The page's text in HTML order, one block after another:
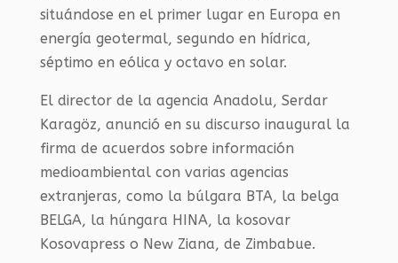
situándose en el primer lugar en Europa en
energía geotermal, segundo en hídrica,
séptimo en eólica y octavo en solar.
El director de la agencia Anadolu, Serdar
Karagöz, anunció en su discurso inaugural la
firma de acuerdos sobre información
medioambiental con varias agencias
extranjeras, como la búlgara BTA, la belga
BELGA, la húngara HINA, la kosovar
Kosovapress o New Ziana, de Zimbabue.